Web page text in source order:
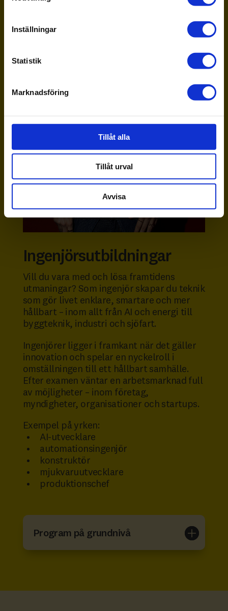
Inställningar
Statistik
Marknadsföring
Tillåt alla
Tillåt urval
Avvisa
Ingenjörsutbildningar
Vill du vara med och lösa framtidens
utmaningar? Som ingenjör skapar du teknik
som gör livet enklare, smartare och mer
hållbart – inom allt från AI och energi till
byggteknik, industri och sjöfart.
Ingenjörer ligger i framkant när det gäller
innovation och spelar en nyckelroll i
omställningen till ett hållbart samhälle.
Efter examen väntar en arbetsmarknad full
av möjligheter – inom företag,
myndigheter, organisationer och startups.
Exempel på yrken:
AI-utvecklare
automationsingenjör
konstruktör
mjukvaruutvecklare
produktionschef
Program på grundnivå